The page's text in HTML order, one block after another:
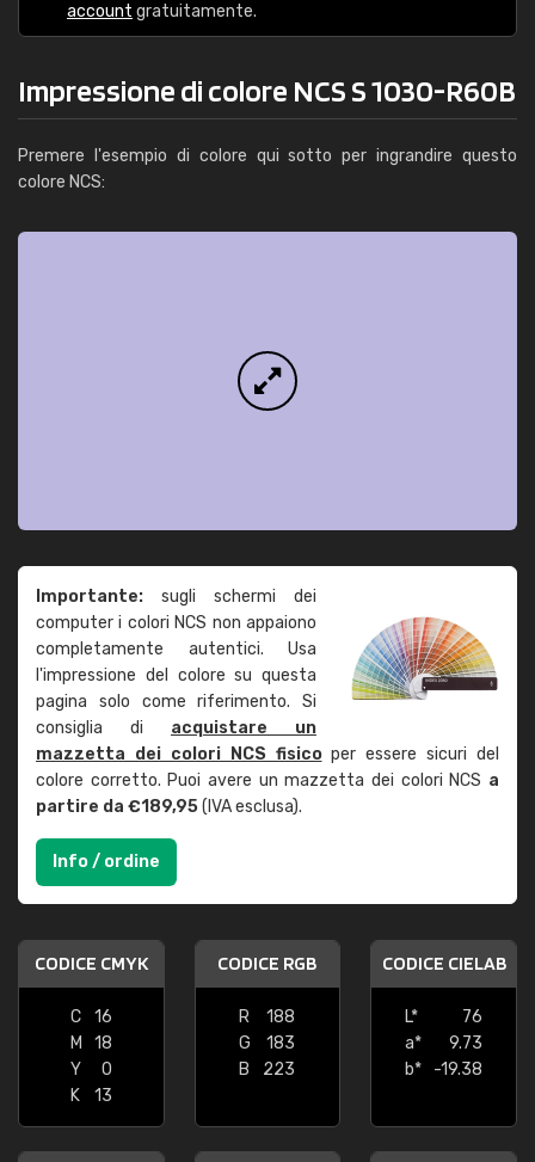
account gratuitamente.
Impressione di colore NCS S 1030-R60B
Premere l'esempio di colore qui sotto per ingrandire questo
colore NCS:
Importante: sugli schermi dei
computer i colori NCS non appaiono
completamente autentici. Usa
l'impressione del colore su questa
pagina solo come riferimento. Si
consiglia di acquistare un
mazzetta dei colori NCS fisicoper essere sicuri del
colore corretto. Puoi avere un mazzetta dei colori NCS a
partire da €189,95(IVA esclusa).
Info / ordine
CODICE CMYK
C
16
M
18
Y
0
K
13
CODICE RGB
R
188
G
183
B
223
CODICE CIELAB
L*
76
a*
9.73
b*
-19.38